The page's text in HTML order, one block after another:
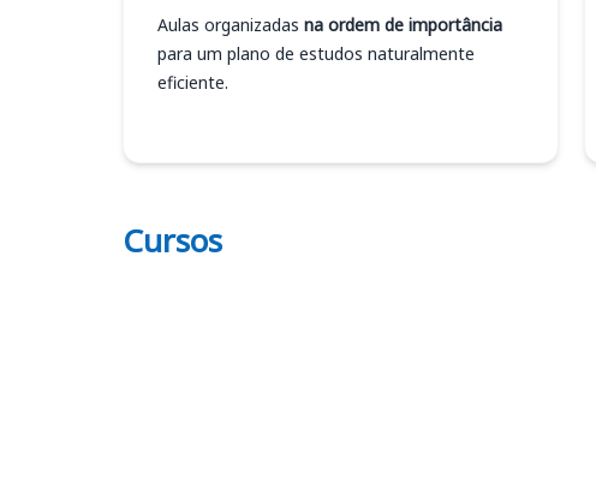
Aulas organizadas na ordem de importância
para um plano de estudos naturalmente
eficiente.
Cursos